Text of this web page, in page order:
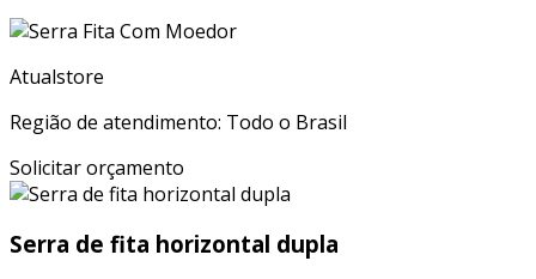
Atualstore
Região de atendimento: Todo o Brasil
Solicitar orçamento
Serra de fita horizontal dupla